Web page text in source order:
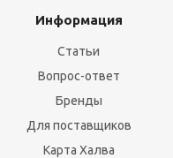
Информация
Статьи
Вопрос-ответ
Бренды
Для поставщиков
Карта Халва